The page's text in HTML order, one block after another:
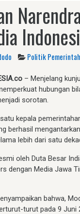
Politik
– Menjelang
hubungan
sorotan.
kepala
berhasil
lebih dari satu
oleh Duta Besar
dengan Media Jawa
bahwa,
turut pada 9 Juni